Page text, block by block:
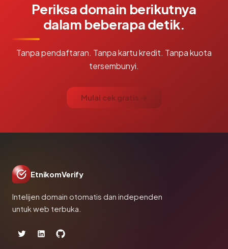
Periksa domain berikutnya
dalam beberapa detik.
Tanpa pendaftaran. Tanpa kartu kredit. Tanpa kuota
tersembunyi.
Mulai cek gratis →
EtnikomVerify
Intelijen domain otomatis dan independen
untuk web terbuka.